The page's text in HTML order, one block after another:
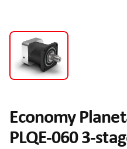
Economy
PLQE-060 3-